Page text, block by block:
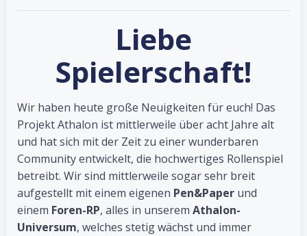
Liebe
Spielerschaft!
Wir haben heute große Neuigkeiten für euch! Das
Projekt Athalon ist mittlerweile über acht Jahre alt
und hat sich mit der Zeit zu einer wunderbaren
Community entwickelt, die hochwertiges Rollenspiel
betreibt. Wir sind mittlerweile sogar sehr breit
aufgestellt mit einem eigenen Pen&Paper und
einem Foren-RP, alles in unserem Athalon-
Universum, welches stetig wächst und immer